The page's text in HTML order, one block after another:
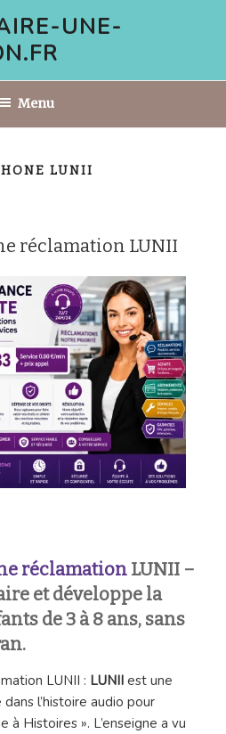
UNE-
Menu
LUNII
réclamation LUNII
réclamation LUNII –
et développe la
de 3 à 8 ans, sans
LUNII : LUNII est une
l’histoire audio pour
à Histoires ». L’enseigne a vu